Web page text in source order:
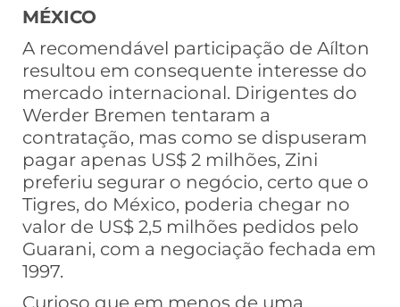
MÉXICO
A recomendável participação de Aílton
resultou em consequente interesse do
mercado internacional. Dirigentes do
Werder Bremen tentaram a
contratação, mas como se dispuseram
pagar apenas US$ 2 milhões, Zini
preferiu segurar o negócio, certo que o
Tigres, do México, poderia chegar no
valor de US$ 2,5 milhões pedidos pelo
Guarani, com a negociação fechada em
1997.
Curioso que em menos de uma